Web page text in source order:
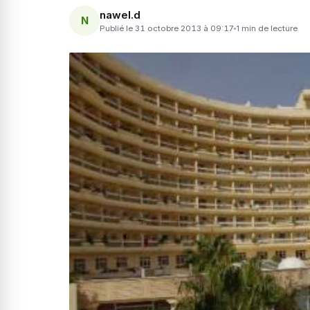
N nawel.d
Publié le 31 octobre 2013 à 09:17 1 min de lecture